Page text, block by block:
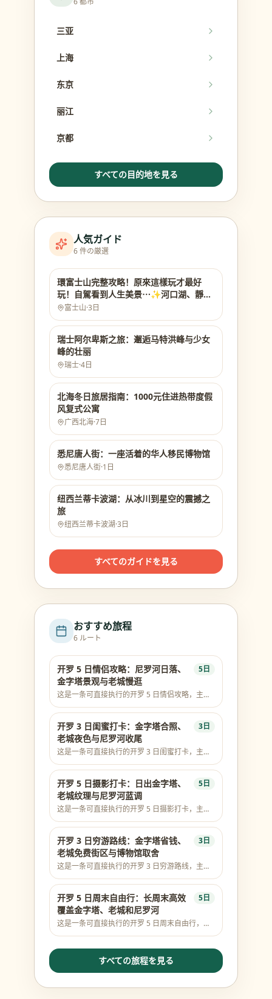
三亚
上海
东京
丽江
京都
すべての目的地を見る
人気ガイド
6 件の厳選
環富士山完整攻略！原來這樣玩才最好
玩！自駕看到人生美景⋯✨河口湖、靜
岡、箱根一次看
富士山·3日
瑞士阿尔卑斯之旅：邂逅马特洪峰与少女
峰的壮丽
瑞士·4日
北海冬日旅居指南：1000元住进热带度假
风复式公寓
广西北海·7日
悉尼唐人街：一座活着的华人移民博物馆
悉尼唐人街·1日
纽西兰蒂卡波湖：从冰川到星空的震撼之
旅
纽西兰蒂卡波湖·3日
すべてのガイドを見る
おすすめ旅程
6 ルート
开罗 5 日情侣攻略：尼罗河日落、
金字塔景观与老城慢逛
5日
这是一条可直接执行的开罗 5 日情侣攻略，主线
3.Hanging Church → 4.Cairo Citadel →
5.Grand Egyptian Museum。行程优先使用真实
地标和同区顺路动线，覆盖 Giza 金字塔、
GEM/NMEC、Tahrir、Old Cairo、Al-Muizz、
Zamalek 或尼罗河等关键体验；门票和开放时间
以官方/现场为准。
开罗 3 日闺蜜打卡：金字塔合照、
老城夜色与尼罗河收尾
3日
这是一条可直接执行的开罗 3 日闺蜜打卡，主线
区 → 3.Cairo Citadel。行程优先使用真实地标和
同区顺路动线，覆盖 Giza 金字塔、
GEM/NMEC、Tahrir、Old Cairo、Al-Muizz、
Zamalek 或尼罗河等关键体验；门票和开放时间
以官方/现场为准。
开罗 5 日摄影打卡：日出金字塔、
老城纹理与尼罗河蓝调
5日
这是一条可直接执行的开罗 5 日摄影打卡，主线
（Tahrir Square） → 3.Cairo Citadel →
4.Hanging Church → 5.Saqqara
Archaeological Site。行程优先使用真实地标和
同区顺路动线，覆盖 Giza 金字塔、
GEM/NMEC、Tahrir、Old Cairo、Al-Muizz、
Zamalek 或尼罗河等关键体验；门票和开放时间
以官方/现场为准。
开罗 3 日穷游路线：金字塔省钱、
老城免费街区与博物馆取舍
3日
这是一条可直接执行的开罗 3 日穷游路线，主线
Plateau 入口区 → 3.Hanging Church。行程优先
使用真实地标和同区顺路动线，覆盖 Giza 金字
塔、GEM/NMEC、Tahrir、Old Cairo、Al-
Muizz、Zamalek 或尼罗河等关键体验；门票和
开放时间以官方/现场为准。
开罗 5 日周末自由行：长周末高效
覆盖金字塔、老城和尼罗河
5日
这是一条可直接执行的开罗 5 日周末自由行，主
Church → 5.Zamalek。行程优先使用真实地标和
同区顺路动线，覆盖 Giza 金字塔、
GEM/NMEC、Tahrir、Old Cairo、Al-Muizz、
以官方/现场为准。
すべての旅程を見る